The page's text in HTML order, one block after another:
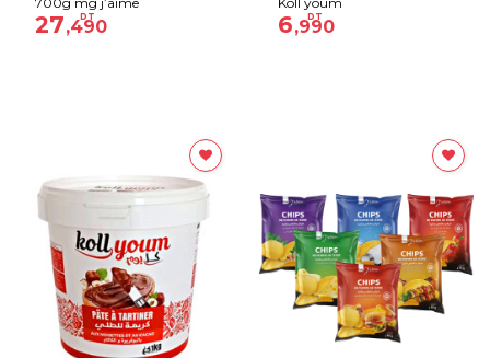
27,490
DT 6,990
DT